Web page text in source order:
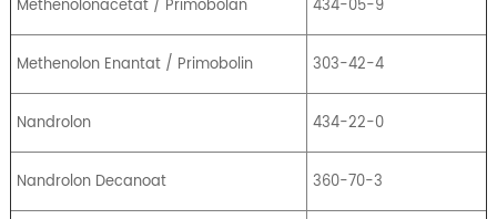
Methenolonacetat / Primobolan 434-05-9
Methenolon Enantat / Primobolin 303-42-4
Nandrolon 434-22-0
Nandrolon Decanoat 360-70-3